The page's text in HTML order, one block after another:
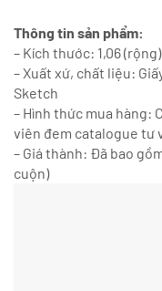
Thông tin sản phẩm:
– Kích thước: 1,06
– Xuất xứ, chất liệu:
Sketch
– Hình thức mua hàng:
viên đem catalogue tư
– Giá thành: Đã bao
cuộn)